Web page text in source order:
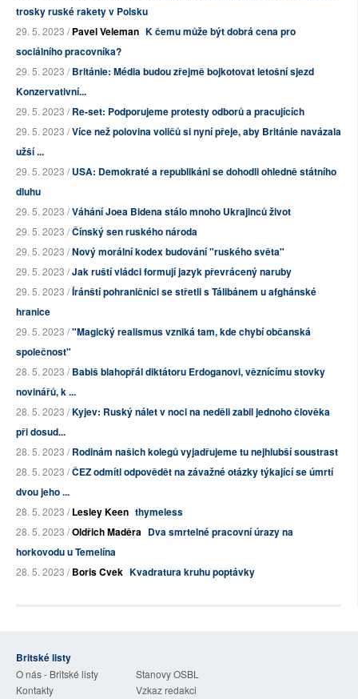
trosky ruské rakety v Polsku
29. 5. 2023 /Pavel Veleman K čemu může být dobrá cena pro
sociálního pracovníka?
29. 5. 2023 /Británie: Média budou zřejmě bojkotovat letošní sjezd
Konzervativní...
29. 5. 2023 /Re-set: Podporujeme protesty odborů a pracujících
29. 5. 2023 /Více než polovina voličů si nyní přeje, aby Británie navázala
užší ...
29. 5. 2023 /USA: Demokraté a republikáni se dohodli ohledně státního
dluhu
29. 5. 2023 /Váhání Joea Bidena stálo mnoho Ukrajinců život
29. 5. 2023 /Čínský sen ruského národa
29. 5. 2023 /Nový morální kodex budování "ruského světa"
29. 5. 2023 /Jak ruští vládci formují jazyk převrácený naruby
29. 5. 2023 /Íránští pohraničníci se střetli s Tálibánem u afghánské
hranice
29. 5. 2023 /"Magický realismus vzniká tam, kde chybí občanská
společnost"
28. 5. 2023 /Babiš blahopřál diktátoru Erdoganovi, věznícímu stovky
novinářů, k ...
28. 5. 2023 /Kyjev: Ruský nálet v noci na neděli zabil jednoho člověka
při dosud...
28. 5. 2023 /Rodinám našich kolegů vyjadřujeme tu nejhlubší soustrast
28. 5. 2023 /ČEZ odmítl odpovědět na závažné otázky týkající se úmrtí
dvou jeho ...
28. 5. 2023 /Lesley Keen thymeless
28. 5. 2023 /Oldřich Maděra Dva smrtelné pracovní úrazy na
horkovodu u Temelína
28. 5. 2023 /Boris Cvek Kvadratura kruhu poptávky
Britské listy
O nás - Britské listy
Stanovy OSBL
Kontakty
Vzkaz redakci